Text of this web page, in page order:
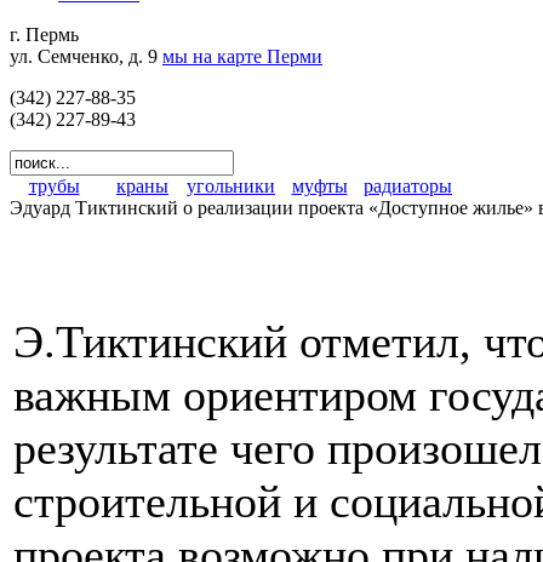
г. Пермь
ул. Семченко, д. 9 мы на карте Перми
(342) 227-88-35
(342) 227-89-43
трубы краны угольники муфты
радиаторы
Эдуард Тиктинский о реализации проекта «Доступное жилье»
Э.Тиктинский отметил,
важным ориентиром
результате чего
строительной и